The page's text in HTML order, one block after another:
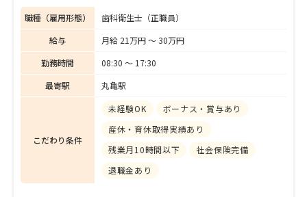
職種（雇用形態）
歯科衛生士（正職員）
給与
月給 21万円 〜 30万円
勤務時間
08:30 〜 17:30
最寄駅
丸亀駅
こだわり条件
未経験OK
ボーナス・賞与あり
産休・育休取得実績あり
残業月10時間以下
社会保険完備
退職金あり